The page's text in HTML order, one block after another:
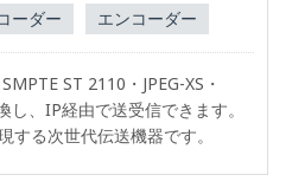
ーダー エンコーダー
ST 2110・JPEG-XS・
、IP経由で送受信できます。
する次世代伝送機器です。